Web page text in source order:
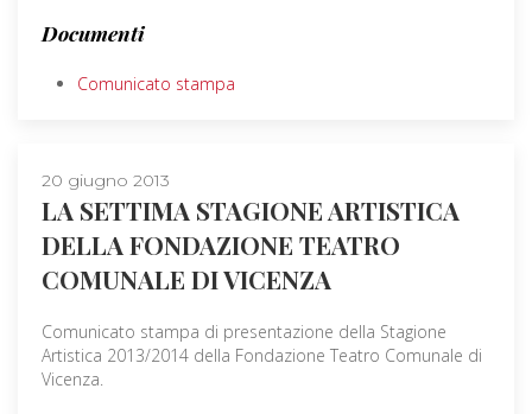
Documenti
Comunicato stampa
20 giugno 2013
LA SETTIMA STAGIONE ARTISTICA
DELLA FONDAZIONE TEATRO
COMUNALE DI VICENZA
Comunicato stampa di presentazione della Stagione
Artistica 2013/2014 della Fondazione Teatro Comunale di
Vicenza.